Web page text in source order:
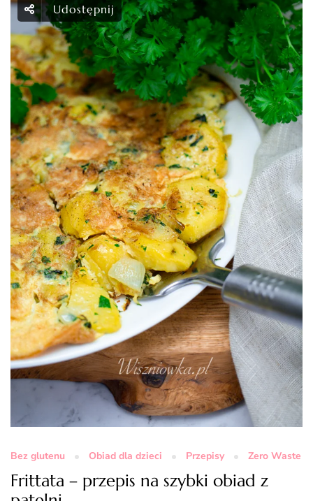
Udostępnij
Bez glutenu Obiad dla dzieci Przepisy Zero Waste
Frittata – przepis na szybki obiad z